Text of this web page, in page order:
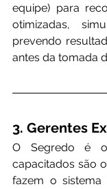
equipe) para
otimizadas,
prevendo
antes da tomada
3. Gerentes
O Segredo é o
capacitados são
fazem o sistema